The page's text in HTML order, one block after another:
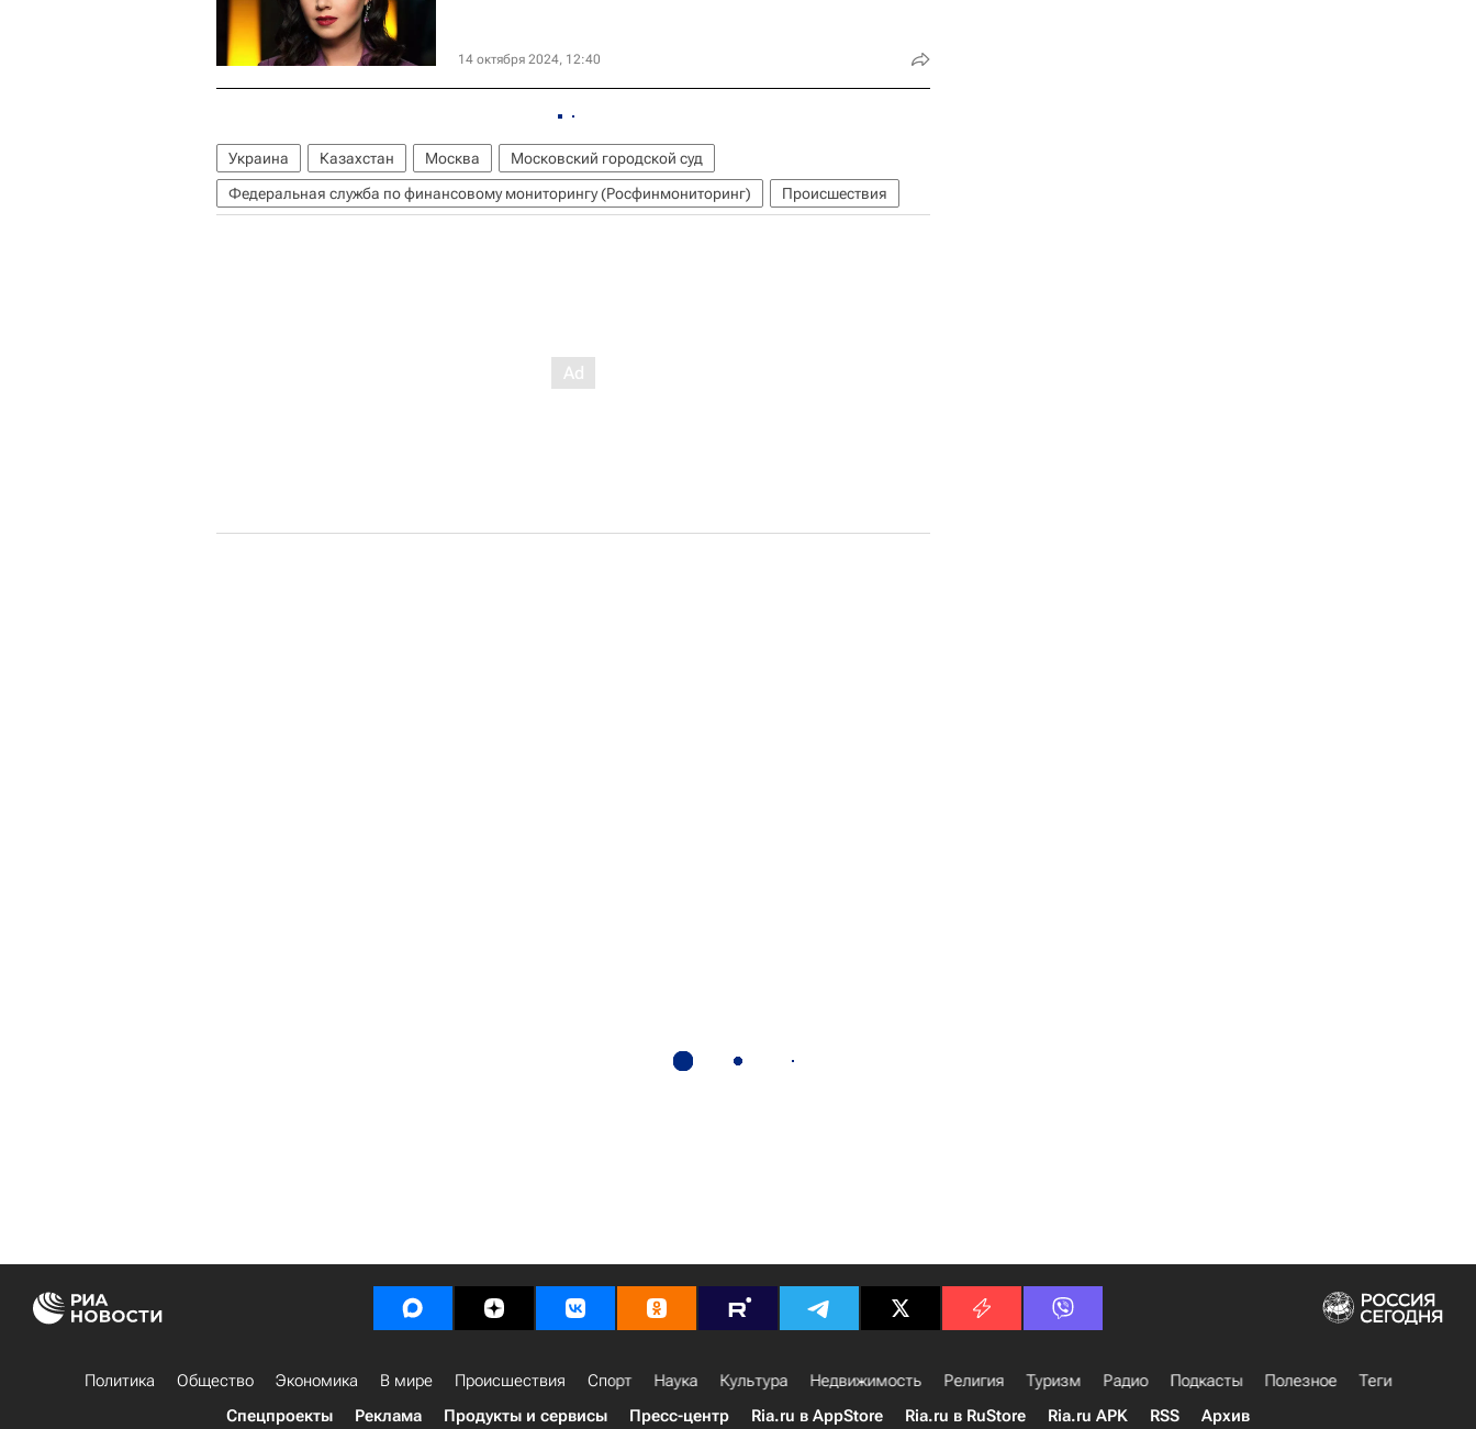
14 октября 2024, 12:40
Украина Казахстан Москва
Московский городской суд
Федеральная служба по финансовому мониторингу (Росфинмониторинг)
Происшествия
Политика Общество Экономика В мире Происшествия Спорт Наука Культура Недвижимость Религия Туризм Радио Подкасты Полезное
Теги
Спецпроекты
Реклама Продукты и сервисы Пресс-центр Ria.ru в AppStore Ria.ru в RuStore Ria.ru APK RSS Архив